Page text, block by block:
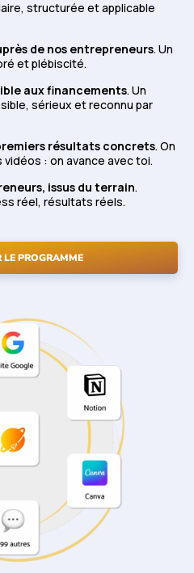
structurée et applicable
de nos entrepreneurs. Un
et plébiscité.
aux financements. Un
sérieux et reconnu par
résultats concrets. On
: on avance avec toi.
issus du terrain.
réel, résultats réels.
LE PROGRAMME